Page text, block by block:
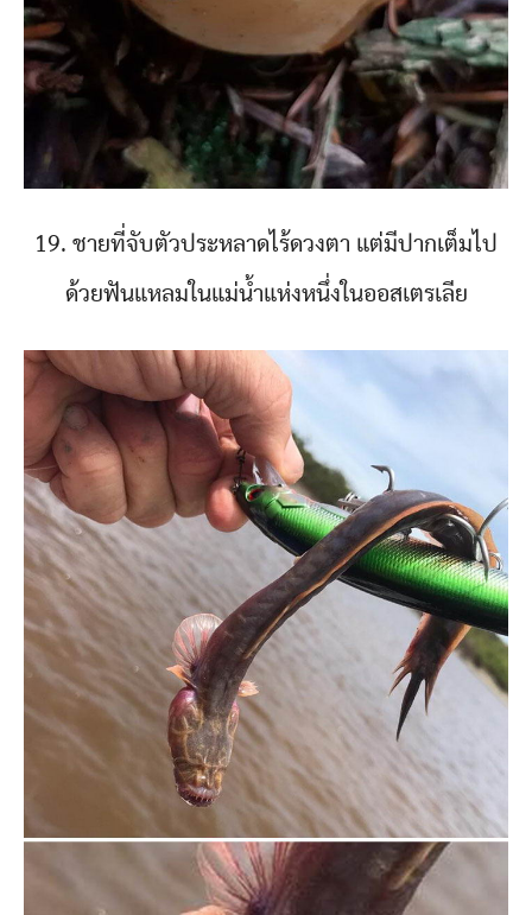
19. ชายที่จับตัวประหลาดไร้ดวงตา แต่มีปากเต็มไป
ด้วยฟันแหลมในแม่น้ำแห่งหนึ่งในออสเตรเลีย